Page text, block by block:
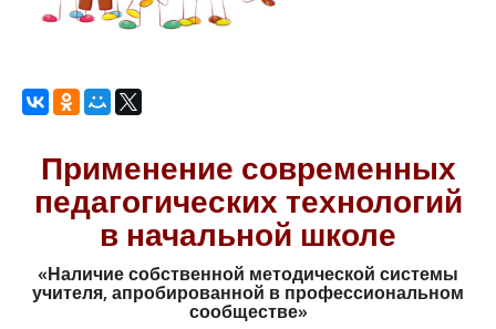
Применение современных
педагогических технологий
в начальной школе
«Наличие собственной методической системы
учителя,апробированной в профессиональном
сообществе»